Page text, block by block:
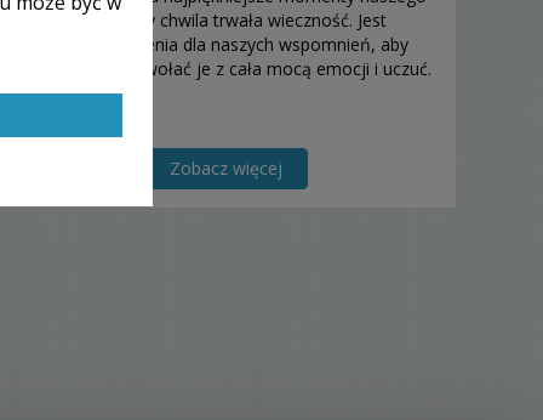
życia. Pozwala, by chwila trwała wieczność. Jest
punktem zaczepienia dla naszych wspomnień, aby
można było przywołać je z cała mocą emocji i uczuć.
Zobacz więcej